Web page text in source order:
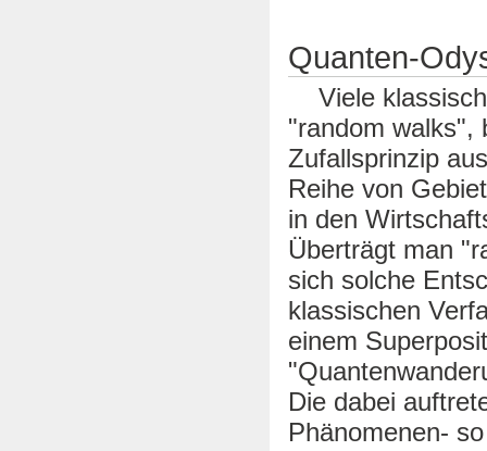
Quanten-
Viele
"random walks",
Zufallsprinzip
Reihe von
in den
Überträgt man
sich solche
klassischen
einem
Die dabei
Phänomenen-